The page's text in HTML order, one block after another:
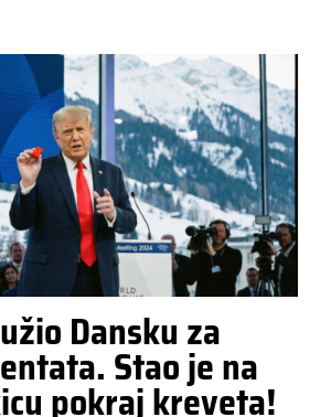
Dansku za
Stao je na
pokraj kreveta!